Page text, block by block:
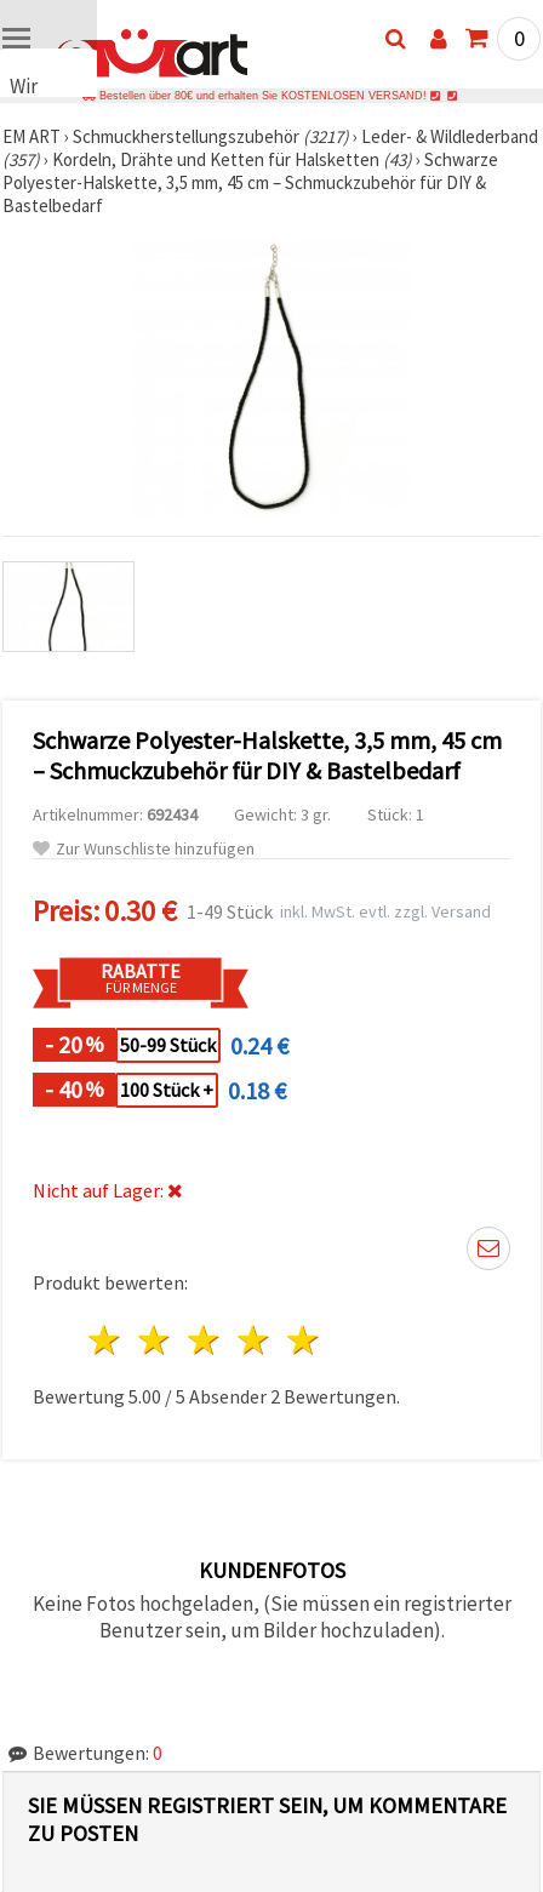
Wir
Cookies
🍪 Wir
verwenden
Cookies
Datenverkehr
zu
analysieren
relevantere
Inhalte und
Werbung
unserer
Partner für
Analyse
Marketing.
Sie können
akzeptieren,
ablehnen
Auswahl in
den
Einstellungen
festlegen.
Einwilligung
können Sie
jederzeit
Impressum
akzeptieren
Einstellungen
0
Bestellen über 80€ und erhalten Sie KOSTENLOSEN VERSAND!
EM ART › Schmuckherstellungszubehör (3217)› Leder- & Wildlederband
(357)› Kordeln, Drähte und Ketten für Halsketten (43)› Schwarze
Polyester-Halskette, 3,5 mm, 45 cm – Schmuckzubehör für DIY &
Bastelbedarf
Schwarze Polyester-Halskette, 3,5 mm, 45 cm
– Schmuckzubehör für DIY & Bastelbedarf
Artikelnummer: 692434 Gewicht: 3 gr.
Stück: 1
Zur Wunschliste hinzufügen
Preis:0.30 € 1-49 Stück inkl. MwSt. evtl. zzgl. Versand
RABATTE
FÜR MENGE
- 20% 50-99 Stück
0.24 €
- 40% 100 Stück + 0.18 €
Nicht auf Lager:
Produkt bewerten:
4 Sterne
3 Sterne
2 Sterne
1 Stern
Bewertung 5.00 /5 Absender 2 Bewertungen.
KUNDENFOTOS
Keine Fotos hochgeladen, (Sie müssen ein registrierter
Benutzer sein, um Bilder hochzuladen).
Bewertungen: 0
SIE MÜSSEN REGISTRIERT SEIN, UM KOMMENTARE
ZU POSTEN